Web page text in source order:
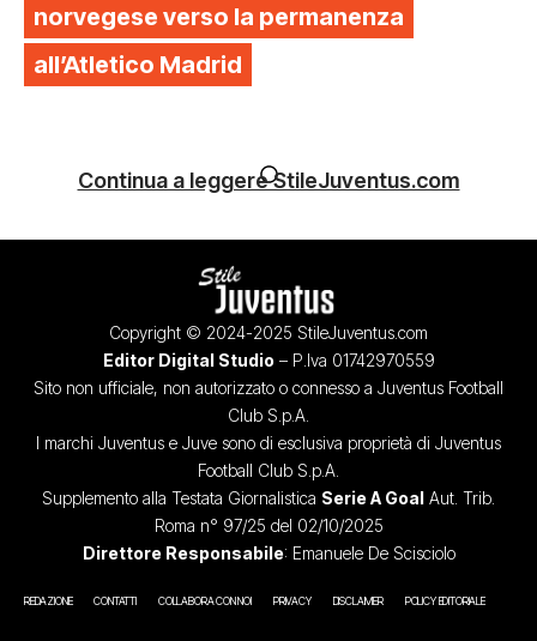
norvegese verso la permanenza
all’Atletico Madrid
Continua a leggere StileJuventus.com
Copyright © 2024-2025 StileJuventus.com
Editor Digital Studio – P.Iva 01742970559
Sito non ufficiale, non autorizzato o connesso a Juventus Football
Club S.p.A.
I marchi Juventus e Juve sono di esclusiva proprietà di Juventus
Football Club S.p.A.
Supplemento alla Testata Giornalistica Serie A Goal Aut. Trib.
Roma n° 97/25 del 02/10/2025
Direttore Responsabile: Emanuele De Scisciolo
REDAZIONE CONTATTI COLLABORA CON NOI PRIVACY DISCLAIMER POLICY EDITORIALE